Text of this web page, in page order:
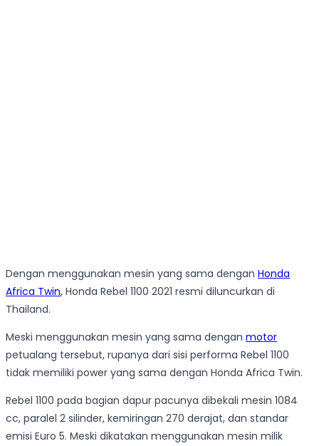
Dengan menggunakan mesin yang sama dengan Honda
Africa Twin, Honda Rebel 1100 2021 resmi diluncurkan di
Thailand.
Meski menggunakan mesin yang sama dengan motor
petualang tersebut, rupanya dari sisi performa Rebel 1100
tidak memiliki power yang sama dengan Honda Africa Twin.
Rebel 1100 pada bagian dapur pacunya dibekali mesin 1084
cc, paralel 2 silinder, kemiringan 270 derajat, dan standar
emisi Euro 5. Meski dikatakan menggunakan mesin milik